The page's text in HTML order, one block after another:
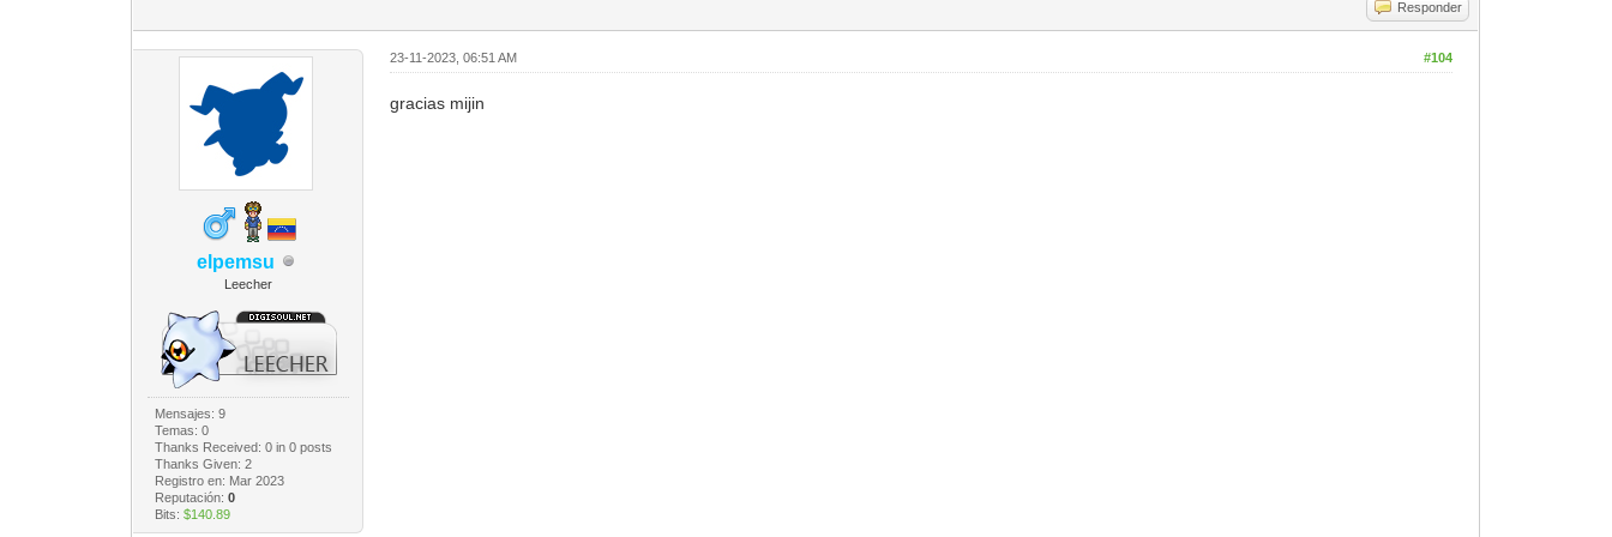
Responder
elpemsu
Leecher
Mensajes: 9
Temas: 0
Thanks Received: 0in 0 posts
Thanks Given: 2
Registro en: Mar 2023
Reputación: 0
Bits: $140.89
#104
23-11-2023, 06:51 AM
gracias mijin